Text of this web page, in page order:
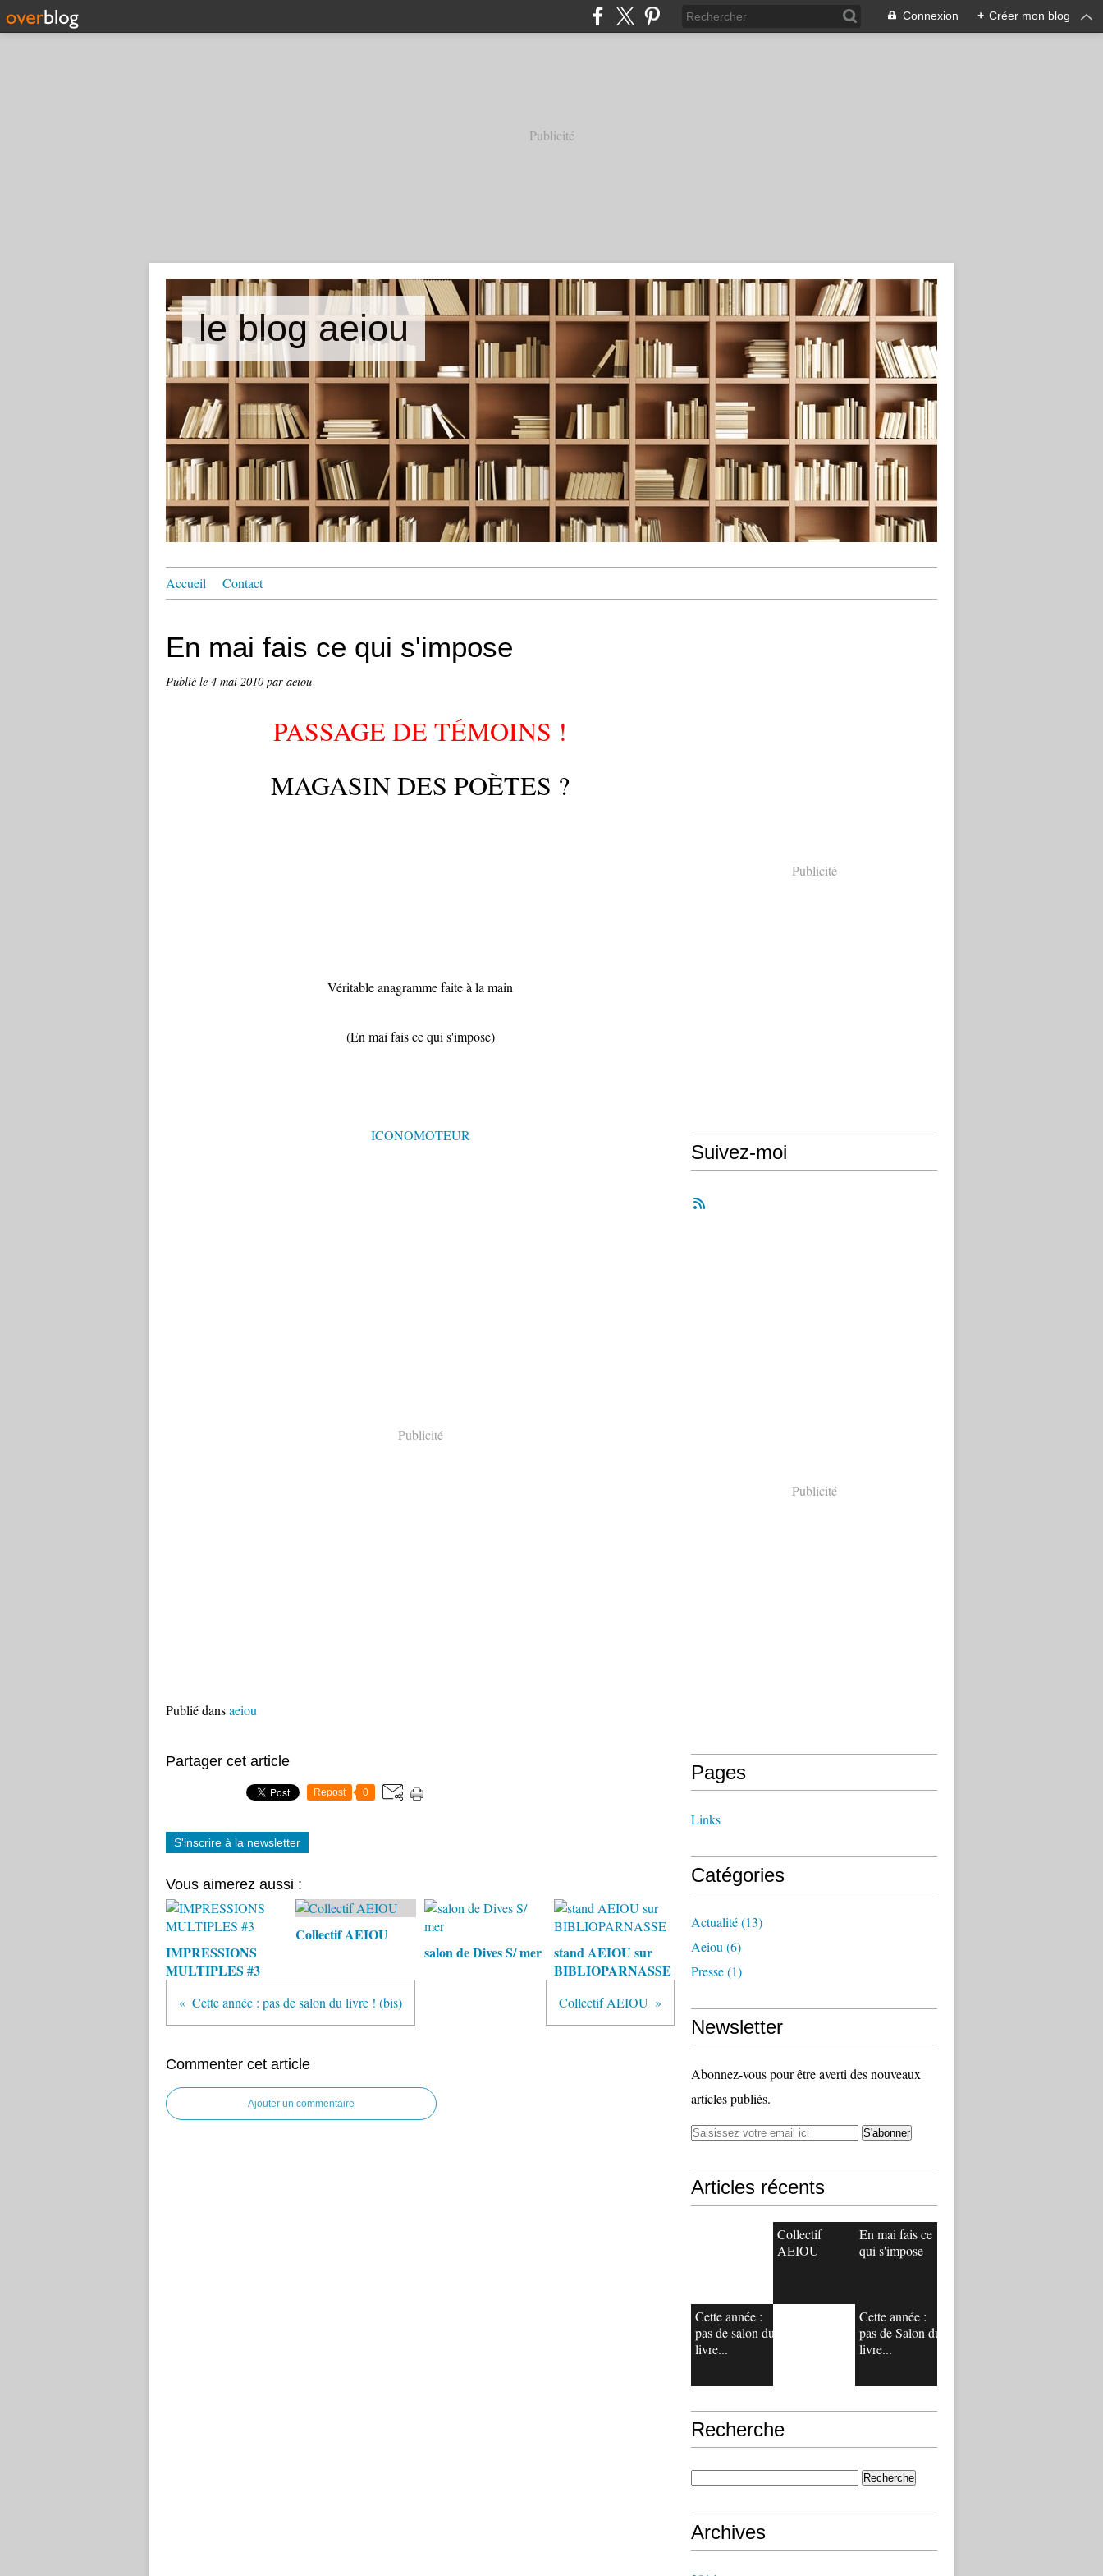
Connexion + Créer mon blog
Publicité
le blog aeiou
Accueil Contact
En mai fais ce qui s'impose
Publié le 4 mai 2010par aeiou
PASSAGE DE TÉMOINS !
MAGASIN DES POÈTES ?
Véritable anagramme faite à la main
(En mai fais ce qui s'impose)
ICONOMOTEUR
Publicité
Publié dansaeiou
Partager cet article
Repost 0
S'inscrire à la newsletter
Vous aimerez aussi :
IMPRESSIONS
MULTIPLES #3
Collectif AEIOU
salon de Dives S/ mer
stand AEIOU sur
BIBLIOPARNASSE
Cette année : pas de salon du livre ! (bis) Collectif AEIOU
Commenter cet article
Ajouter un commentaire
Publicité
Suivez-moi
Publicité
Pages
Links
Catégories
Actualité(13)
Aeiou (6)
Presse(1)
Newsletter
Abonnez-vous pour être averti des nouveaux
articles publiés.
Articles récents
Collectif
AEIOU
En mai fais ce
qui s'impose
Cette année :
pas de salon du
livre...
Cette année :
pas de Salon du
livre...
Recherche
Archives